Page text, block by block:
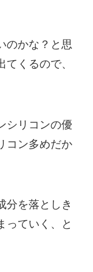
のかな？と思
くるので、
シリコンの優
コン多めだか
分を落としき
っていく、と